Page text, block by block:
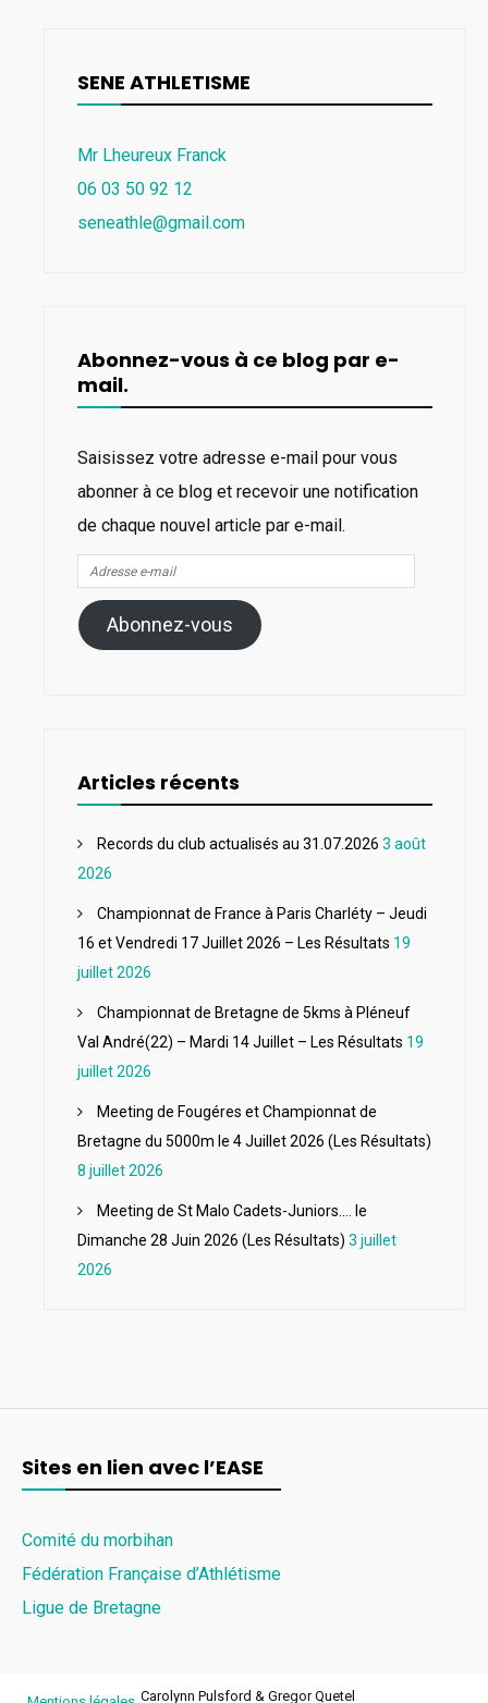
SENE ATHLETISME
Mr Lheureux Franck
06 03 50 92 12
seneathle@gmail.com
Abonnez-vous à ce blog par e-
mail.
Saisissez votre adresse e-mail pour vous
abonner à ce blog et recevoir une notification
de chaque nouvel article par e-mail.
Adresse
e-
mail
Abonnez-vous
Articles récents
Records du club actualisés au 31.07.2026 3 août
2026
Championnat de France à Paris Charléty – Jeudi
16 et Vendredi 17 Juillet 2026 – Les Résultats 19
juillet 2026
Championnat de Bretagne de 5kms à Pléneuf
Val André(22) – Mardi 14 Juillet – Les Résultats 19
juillet 2026
Meeting de Fougéres et Championnat de
Bretagne du 5000m le 4 Juillet 2026 (Les Résultats)
8 juillet 2026
Meeting de St Malo Cadets-Juniors…. le
Dimanche 28 Juin 2026 (Les Résultats) 3 juillet
2026
Sites en lien avec l’EASE
Comité du morbihan
Fédération Française d’Athlétisme
Ligue de Bretagne
Carolynn Pulsford & Gregor Quetel